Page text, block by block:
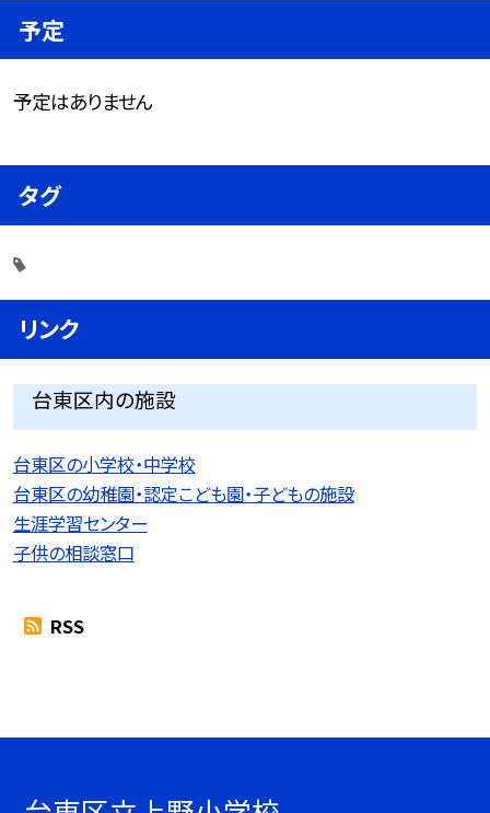
予定
予定はありません
タグ
リンク
台東区内の施設
台東区の小学校・中学校
台東区の幼稚園・認定こども園・子どもの施設
生涯学習センター
子供の相談窓口
RSS